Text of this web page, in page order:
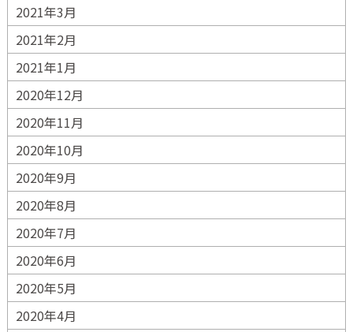
2021年3月
2021年2月
2021年1月
2020年12月
2020年11月
2020年10月
2020年9月
2020年8月
2020年7月
2020年6月
2020年5月
2020年4月